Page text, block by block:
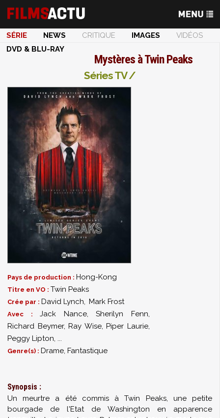
SÉRIE NEWS CRITIQUE IMAGES
VIDÉOS
DVD & BLU-RAY
Mystères à Twin Peaks
Séries TV /
Pays de production : Hong-Kong
Titre en VO : Twin Peaks
Crée par : David Lynch, Mark Frost
Avec :Jack Nance,Sherilyn Fenn,
Richard Beymer,Ray Wise,Piper Laurie,
Peggy Lipton, ...
Genre(s) : Drame, Fantastique
Synopsis :
Un meurtre a été commis à Twin Peaks, une petite
bourgade de l'Etat de Washington en apparence